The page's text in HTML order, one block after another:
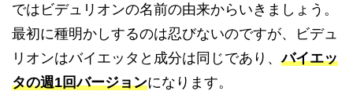
ではビデュリオンの名前の由来からいきましょう。
最初に種明かしするのは忍びないのですが、ビデュ
リオンはバイエッタと成分は同じであり、バイエッ
タの週1回バージョンになります。